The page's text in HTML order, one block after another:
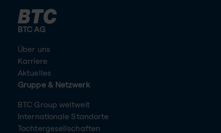
BTC AG
Über uns
Karriere
Aktuelles
Gruppe & Netzwerk
BTC Group weltweit
Internationale Standorte
Tochtergesellschaften